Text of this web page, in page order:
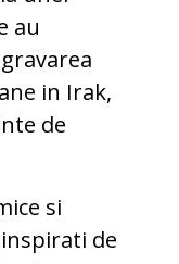
au
in Irak,
de
si
de